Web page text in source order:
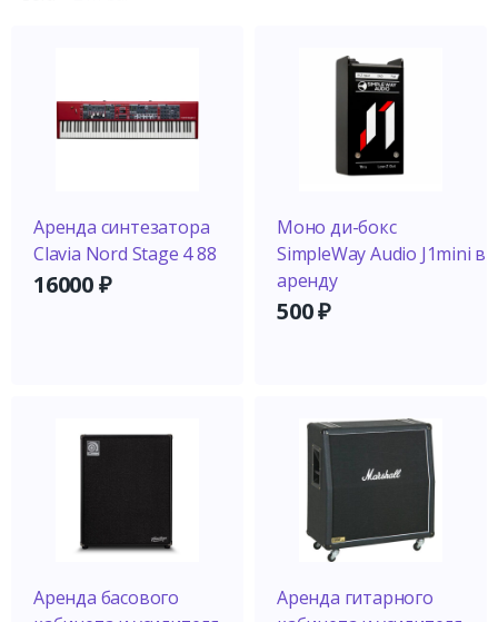
Аренда синтезатора
Clavia Nord Stage 4 88
16000₽
Моно ди-бокс
SimpleWay Audio J1mini в
аренду
500₽
Аренда басового
Аренда гитарного